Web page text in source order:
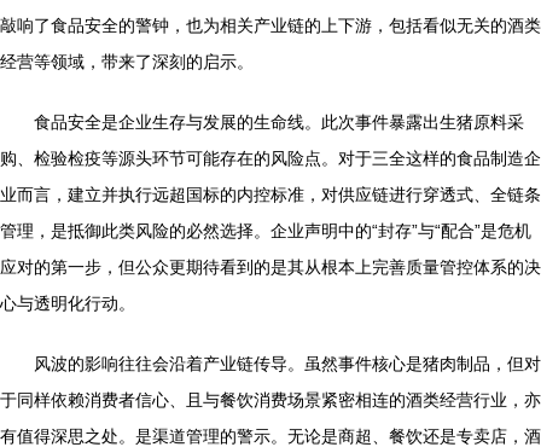
敲响了食品安全的警钟，也为相关产业链的上下游，包括看似无关的酒类
经营等领域，带来了深刻的启示。
食品安全是企业生存与发展的生命线。此次事件暴露出生猪原料采
购、检验检疫等源头环节可能存在的风险点。对于三全这样的食品制造企
业而言，建立并执行远超国标的内控标准，对供应链进行穿透式、全链条
管理，是抵御此类风险的必然选择。企业声明中的“封存”与“配合”是危机
应对的第一步，但公众更期待看到的是其从根本上完善质量管控体系的决
心与透明化行动。
风波的影响往往会沿着产业链传导。虽然事件核心是猪肉制品，但对
于同样依赖消费者信心、且与餐饮消费场景紧密相连的酒类经营行业，亦
有值得深思之处。是渠道管理的警示。无论是商超、餐饮还是专卖店，酒